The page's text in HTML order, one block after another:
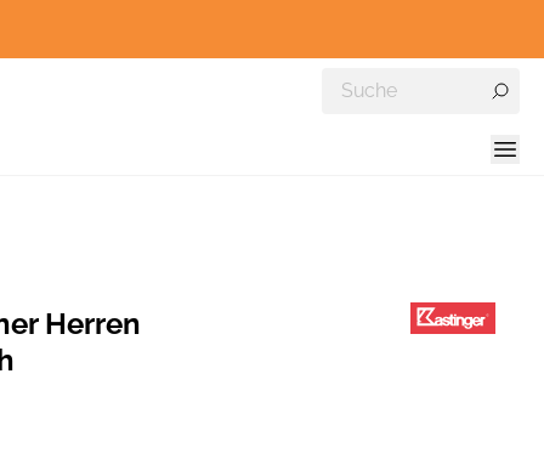
Herren